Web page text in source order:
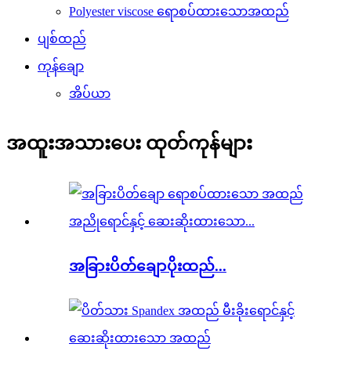
Polyester viscose ရောစပ်ထားသောအထည်
ပျစ်ထည်
ကုန်ချော
အိပ်ယာ
အထူးအသားပေး ထုတ်ကုန်များ
အခြားပိတ်ချောပိုးထည်...